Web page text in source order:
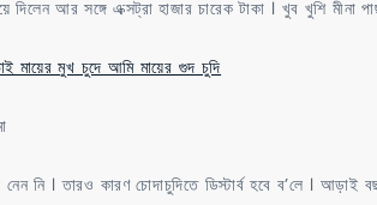
দিলেন আর সঙ্গে এক্সট্রা হাজার চারেক টাকা । খুব খুশি মীনা
মুখ চুদে আমি মায়ের গুদ চুদি
নেন নি । তারও কারণ চোদাচুদিতে ডিস্টার্ব হবে ব’লে ।